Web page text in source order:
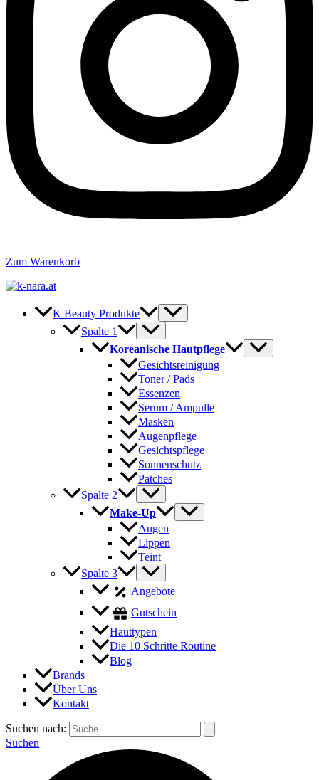
Zum Warenkorb
K Beauty Produkte
Spalte 1
Koreanische Hautpflege
Gesichtsreinigung
Toner / Pads
Essenzen
Serum / Ampulle
Masken
Augenpflege
Gesichtspflege
Sonnenschutz
Patches
Spalte 2
Make-Up
Augen
Lippen
Teint
Spalte 3
Angebote
Gutschein
Hauttypen
Die 10 Schritte Routine
Blog
Brands
Über Uns
Kontakt
Suchen nach:
Suchen